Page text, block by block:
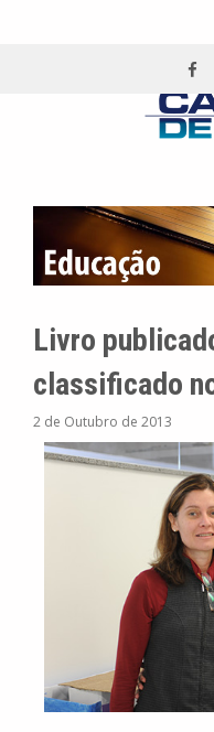
Livro
classificado
2 de Outubro de 2013